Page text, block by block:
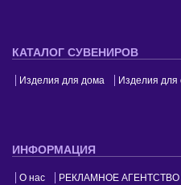
КАТАЛОГ СУВЕНИРОВ
Изделия для дома Изделия
ИНФОРМАЦИЯ
О нас РЕКЛАМНОЕ АГЕНТСТВО